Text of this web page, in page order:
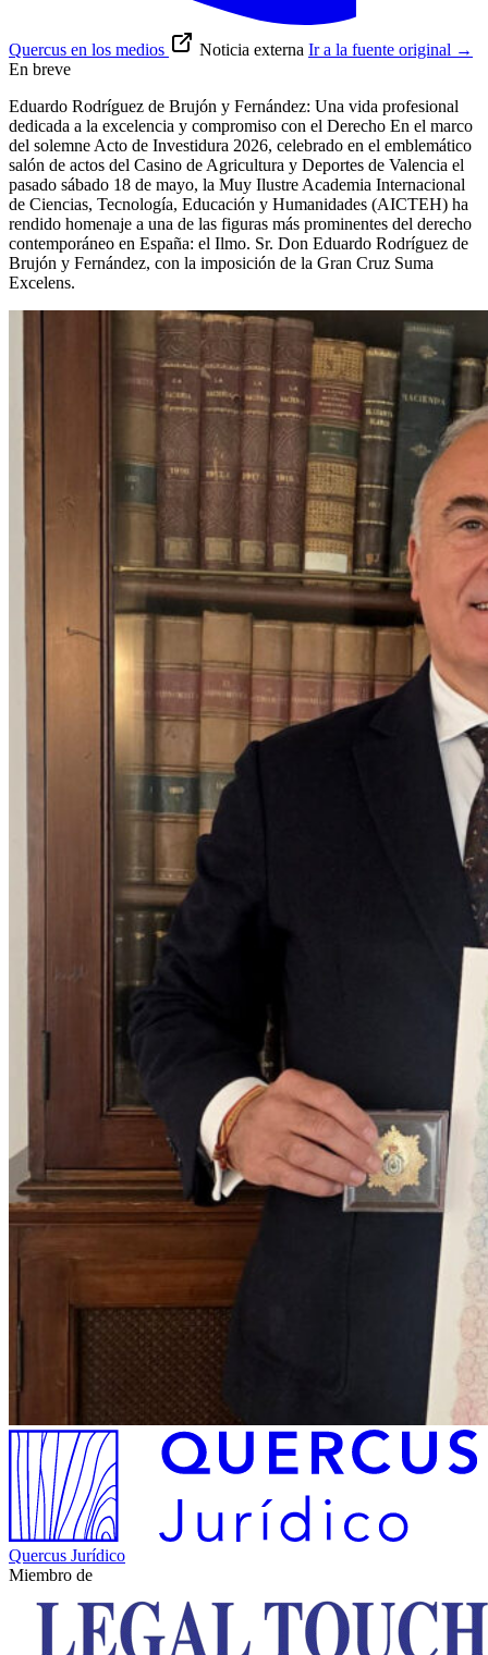
Quercus en los medios Noticia externa Ir a la fuente original →
En breve
Eduardo Rodríguez de Brujón y Fernández: Una vida profesional
dedicada a la excelencia y compromiso con el Derecho En el marco
del solemne Acto de Investidura 2026, celebrado en el emblemático
salón de actos del Casino de Agricultura y Deportes de Valencia el
pasado sábado 18 de mayo, la Muy Ilustre Academia Internacional
de Ciencias, Tecnología, Educación y Humanidades (AICTEH) ha
rendido homenaje a una de las figuras más prominentes del derecho
contemporáneo en España: el Ilmo. Sr. Don Eduardo Rodríguez de
Brujón y Fernández, con la imposición de la Gran Cruz Suma
Excelens.
Quercus Jurídico
Miembro de